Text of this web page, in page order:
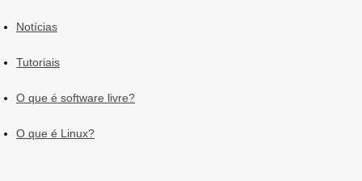
Notícias
Tutoriais
O que é software livre?
O que é Linux?